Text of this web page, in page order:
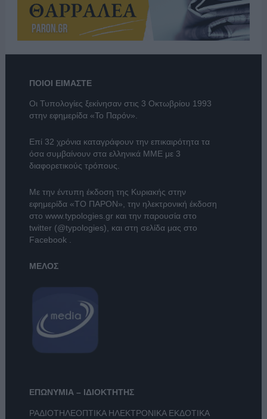
ΠΟΙΟΙ ΕΙΜΑΣΤΕ
Οι Τυπολογίες ξεκίνησαν στις 3 Οκτωβρίου 1993
στην εφημερίδα «Το Παρόν».
Επί 32 χρόνια καταγράφουν την επικαιρότητα τα
όσα συμβαίνουν στα ελληνικά ΜΜΕ με 3
διαφορετικούς τρόπους.
Με την έντυπη έκδοση της Κυριακής στην
εφημερίδα «ΤΟ ΠΑΡΟΝ» , την ηλεκτρονική έκδοση
στο www.typologies.grκαι την παρουσία στο
twitter (@typologies) , και στη σελίδα μας στο
Facebook
ΜΕΛΟΣ
ΕΠΩΝΥΜΙΑ – ΙΔΙΟΚΤΗΤΗΣ
ΡΑΔΙΟΤΗΛΕΟΠΤΙΚΑ ΗΛΕΚΤΡΟΝΙΚΑ ΕΚΔΟΤΙΚΑ